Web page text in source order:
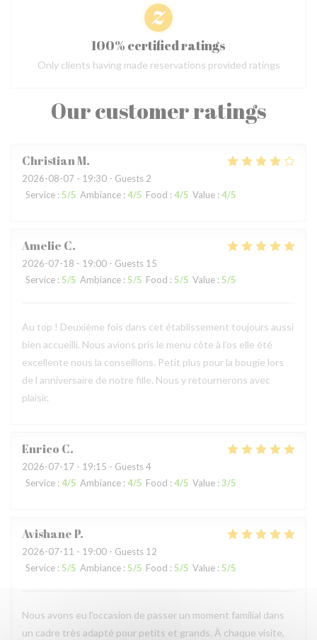
Our customer ratings
ChristianM
2026-08-07 - 19:30 - Guests 2
Service : 5/5 Ambiance : 4/5 Food : 4/5 Value : 4/5
Amelie C
2026-07-18 - 19:00 - Guests 15
Service : 5/5 Ambiance : 5/5 Food : 5/5 Value : 5/5
Au top ! Deuxième fois dans cet établissement toujours aussi
bien accueilli. Nous avions pris le menu côte à l’os elle été
excellente nous la conseillons. Petit plus pour la bougie lors
de l anniversaire de notre fille. Nous y retournerons avec
plaisir.
Enrico C
2026-07-17 - 19:15 - Guests 4
Service : 4/5 Ambiance : 4/5 Food : 4/5 Value : 3/5
AvishaneP
2026-07-11 - 19:00 - Guests 12
Service : 5/5 Ambiance : 5/5 Food : 5/5 Value : 5/5
Nous avons eu l'occasion de passer un moment familial dans
un cadre très adapté pour petits et grands. À chaque visite,
100% certified ratings
Only clients having made reservations provided ratings